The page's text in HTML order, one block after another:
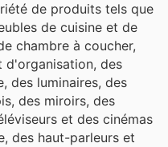
de produits tels que
de cuisine et de
chambre à coucher,
d'organisation, des
des luminaires, des
des miroirs, des
et des cinémas
des haut-parleurs et